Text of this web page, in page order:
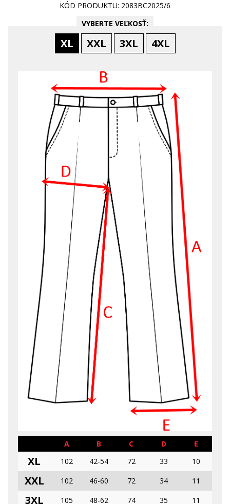
KÓD PRODUKTU: 2083BC2025/6
VYBERTE VEĽKOSŤ:
XL XXL 3XL 4XL
A B C D E
XL 102 42-54 72 33 10
XXL 102 46-60 72 34 11
3XL 105 48-62 74 35 11